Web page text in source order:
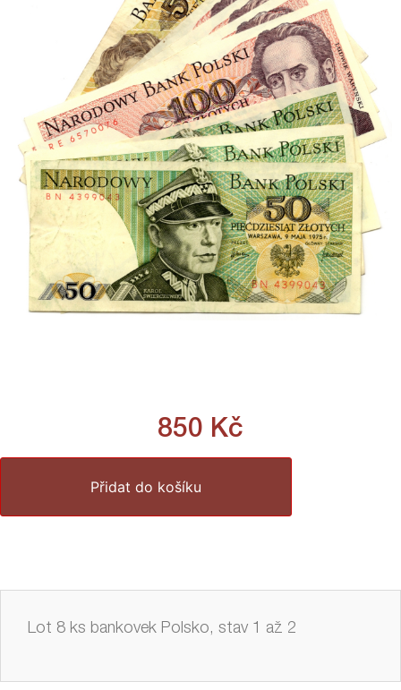
850 Kč
Přidat do košíku
Lot 8 ks bankovek Polsko, stav 1 až 2